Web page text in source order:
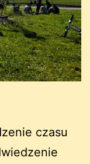
czasu